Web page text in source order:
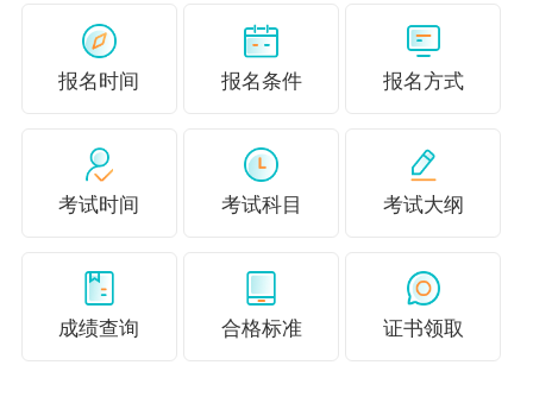
职称报名时间安排在6月20日至7月10日。2024年中级会
计考试何时报名还需要及时关注官方通知。
目？
报名时间 报名条件 报名方式
考试时间 考试科目 考试大纲
成绩查询 合格标准 证书领取